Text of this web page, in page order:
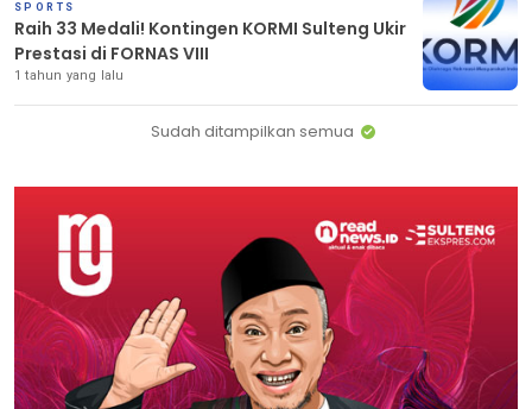
SPORTS
Raih 33 Medali! Kontingen KORMI Sulteng Ukir
Prestasi di FORNAS VIII
1 tahun yang lalu
Sudah ditampilkan semua